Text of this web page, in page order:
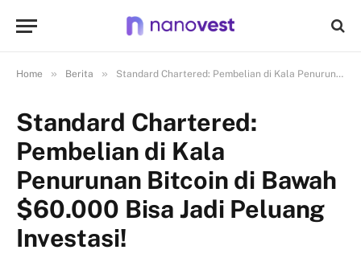
Home » Berita » Standard Chartered: Pembelian di Kala Penurunan Bitcoin di Bawah $60.000 Bisa Jadi Peluang Investasi!
Standard Chartered:
Pembelian di Kala
Penurunan Bitcoin di Bawah
$60.000 Bisa Jadi Peluang
Investasi!